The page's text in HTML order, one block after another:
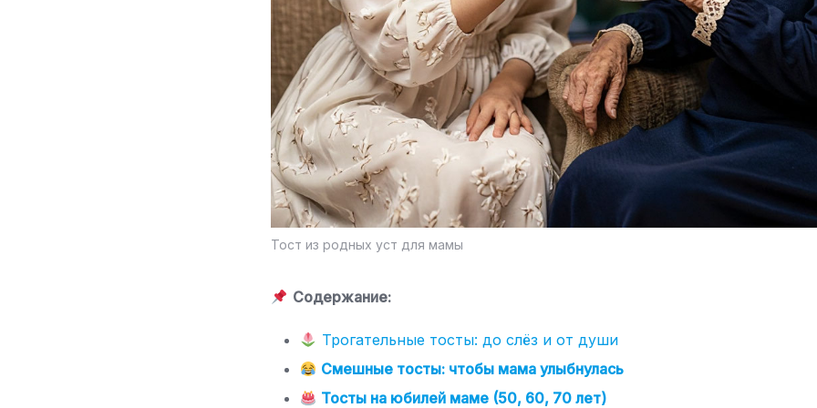
Тост из родных уст для мамы
Содержание:
Трогательные тосты: до слёз и от души
Смешные тосты: чтобы мама улыбнулась
Тосты на юбилей маме (50, 60, 70 лет)